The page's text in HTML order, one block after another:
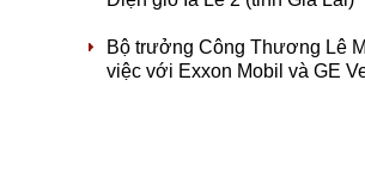
Bộ trưởng Công Thương Lê
việc với Exxon Mobil và GE